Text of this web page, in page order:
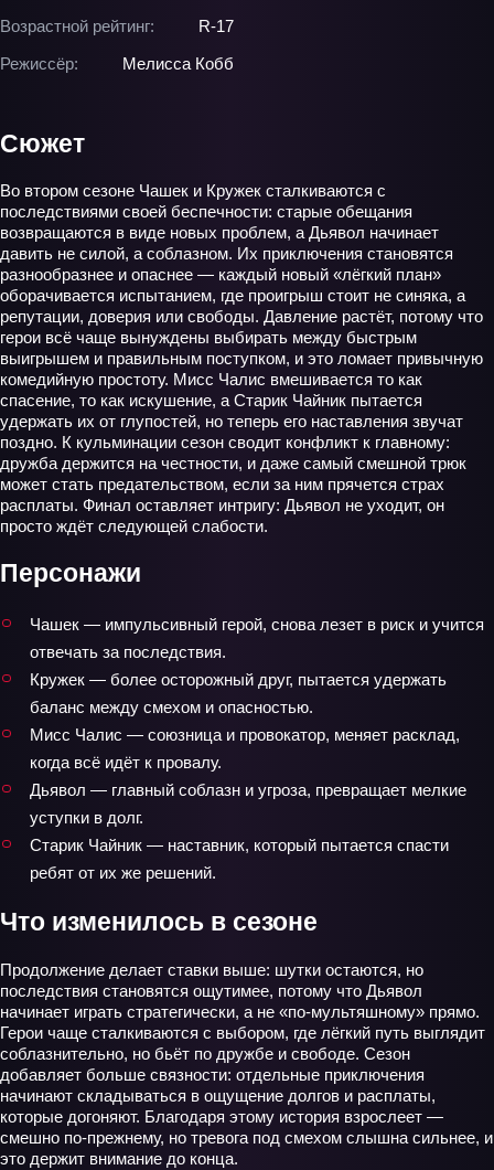
Возрастной рейтинг:
R-17
Режиссёр:
Мелисса Кобб
Сюжет
Во втором сезоне Чашек и Кружек сталкиваются с
последствиями своей беспечности: старые обещания
возвращаются в виде новых проблем, а Дьявол начинает
давить не силой, а соблазном. Их приключения становятся
разнообразнее и опаснее — каждый новый «лёгкий план»
оборачивается испытанием, где проигрыш стоит не синяка, а
репутации, доверия или свободы. Давление растёт, потому что
герои всё чаще вынуждены выбирать между быстрым
выигрышем и правильным поступком, и это ломает привычную
комедийную простоту. Мисс Чалис вмешивается то как
спасение, то как искушение, а Старик Чайник пытается
удержать их от глупостей, но теперь его наставления звучат
поздно. К кульминации сезон сводит конфликт к главному:
дружба держится на честности, и даже самый смешной трюк
может стать предательством, если за ним прячется страх
расплаты. Финал оставляет интригу: Дьявол не уходит, он
просто ждёт следующей слабости.
Персонажи
Чашек — импульсивный герой, снова лезет в риск и учится
отвечать за последствия.
Кружек — более осторожный друг, пытается удержать
баланс между смехом и опасностью.
Мисс Чалис — союзница и провокатор, меняет расклад,
когда всё идёт к провалу.
Дьявол — главный соблазн и угроза, превращает мелкие
уступки в долг.
Старик Чайник — наставник, который пытается спасти
ребят от их же решений.
Что изменилось в сезоне
Продолжение делает ставки выше: шутки остаются, но
последствия становятся ощутимее, потому что Дьявол
начинает играть стратегически, а не «по-мультяшному» прямо.
Герои чаще сталкиваются с выбором, где лёгкий путь выглядит
соблазнительно, но бьёт по дружбе и свободе. Сезон
добавляет больше связности: отдельные приключения
начинают складываться в ощущение долгов и расплаты,
которые догоняют. Благодаря этому история взрослеет —
смешно по‑прежнему, но тревога под смехом слышна сильнее, и
это держит внимание до конца.